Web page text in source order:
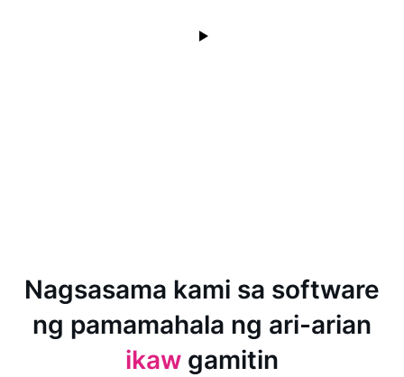
Nagsasama kami sa software
ng pamamahala ng ari-arian
ikaw gamitin